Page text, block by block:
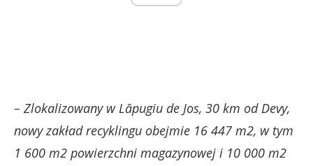
– Zlokalizowany w Lăpugiu de Jos, 30 km od Devy,
nowy zakład recyklingu obejmie 16 447 m2, w tym
1 600 m2 powierzchni magazynowej i 10 000 m2